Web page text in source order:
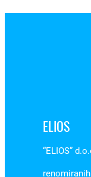
ELIOS
“ELIOS”